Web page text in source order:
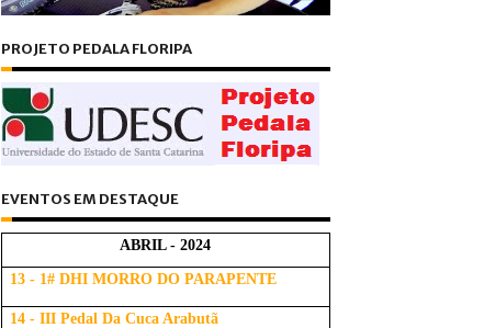
PROJETO PEDALA FLORIPA
EVENTOS EM DESTAQUE
ABRIL - 2024
13 - 1# DHI MORRO DO PARAPENTE
14 - III Pedal Da Cuca Arabutã